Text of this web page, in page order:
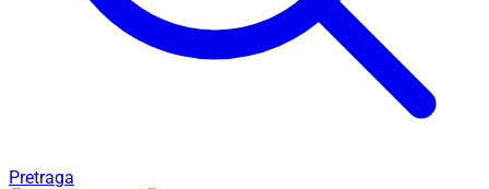
Pretraga